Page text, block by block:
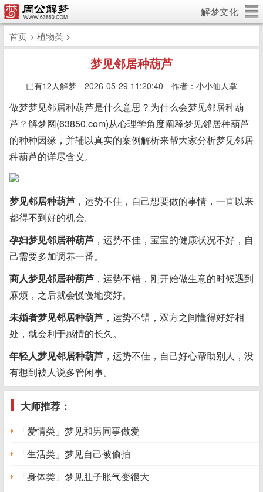
解梦文化
首页 > 植物类 >
梦见邻居种葫芦
已有12人解梦 2026-05-29 11:20:40 作者：小小仙人掌
做梦梦见邻居种葫芦是什么意思？为什么会梦见邻居种葫
芦？解梦网(63850.com)从心理学角度阐释梦见邻居种葫芦
的种种因缘，并辅以真实的案例解析来帮大家分析梦见邻居
种葫芦的详尽含义。
梦见邻居种葫芦 ，运势不佳，自己想要做的事情，一直以来
都得不到好的机会。
孕妇梦见邻居种葫芦 ，运势不佳，宝宝的健康状况不好，自
己需要多加调养一番。
商人梦见邻居种葫芦 ，运势不错，刚开始做生意的时候遇到
麻烦，之后就会慢慢地变好。
未婚者梦见邻居种葫芦 ，运势不错，双方之间懂得好好相
处，就会利于感情的长久。
年轻人梦见邻居种葫芦 ，运势不佳，自己好心帮助别人，没
有想到被人说多管闲事。
大师推荐：
「爱情类」梦见和男同事做爱
「生活类」梦见自己被偷拍
「身体类」梦见肚子胀气变很大